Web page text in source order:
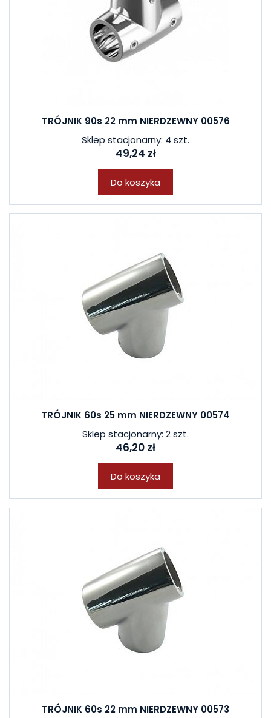
TRÓJNIK 90s 22 mm NIERDZEWNY 00576
Sklep stacjonarny: 4 szt.
49,24 zł
Do koszyka
TRÓJNIK 60s 25 mm NIERDZEWNY 00574
Sklep stacjonarny: 2 szt.
46,20 zł
Do koszyka
TRÓJNIK 60s 22 mm NIERDZEWNY 00573